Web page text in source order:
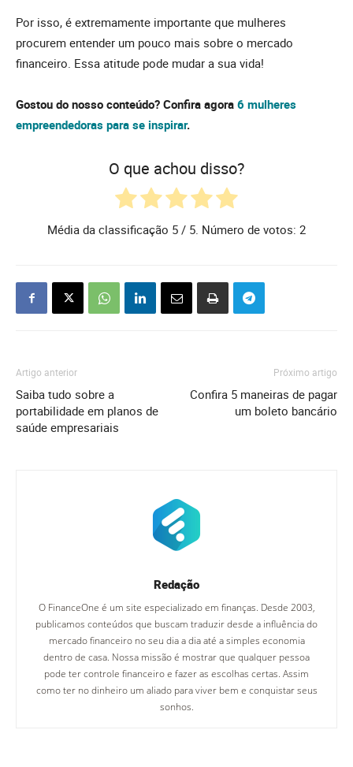
Por isso, é extremamente importante que mulheres
procurem entender um pouco mais sobre o mercado
financeiro. Essa atitude pode mudar a sua vida!
Gostou do nosso conteúdo? Confira agora 6 mulheres
empreendedoras para se inspirar.
O que achou disso?
Média da classificação 5 / 5. Número de votos: 2
Artigo anterior
Saiba tudo sobre a
portabilidade em planos de
saúde empresariais
Próximo artigo
Confira 5 maneiras de pagar
um boleto bancário
Redação
O FinanceOne é um site especializado em finanças. Desde 2003,
publicamos conteúdos que buscam traduzir desde a influência do
mercado financeiro no seu dia a dia até a simples economia
dentro de casa. Nossa missão é mostrar que qualquer pessoa
pode ter controle financeiro e fazer as escolhas certas. Assim
como ter no dinheiro um aliado para viver bem e conquistar seus
sonhos.